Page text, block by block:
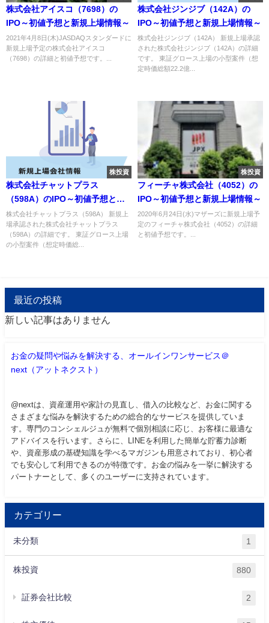
株式会社アイスコ（7698）の
IPO～初値予想と新規上場情報～
2021年4月8日(木)JASDAQスタンダードに
新規上場予定の株式会社アイスコ
（7698）の詳細と初値予想です。...
株式会社ジンジブ（142A）の
IPO～初値予想と新規上場情報～
株式会社ジンジブ（142A） 新規上場承認
された株式会社ジンジブ（142A）の詳細
です。 東証グロース上場の小型案件（想
定時価総額22.2億...
株投資
株式会社チャットプラス
（598A）のIPO～初値予想と新
規上場情報～
株式会社チャットプラス（598A） 新規上
場承認された株式会社チャットプラス
（598A）の詳細です。 東証グロース上場
の小型案件（想定時価総...
株投資
フィーチャ株式会社（4052）の
IPO～初値予想と新規上場情報～
2020年6月24日(水)マザーズに新規上場予
定のフィーチャ株式会社（4052）の詳細
と初値予想です。...
最近の投稿
新しい記事はありません
お金の疑問や悩みを解決する、オールインワンサービス＠
next（アットネクスト）
@nextは、資産運用や家計の見直し、借入の比較など、お金に関する
さまざまな悩みを解決するための総合的なサービスを提供していま
す。専門のコンシェルジュが無料で個別相談に応じ、お客様に最適な
アドバイスを行います。さらに、LINEを利用した簡単な貯蓄力診断
や、資産形成の基礎知識を学べるマガジンも用意されており、初心者
でも安心して利用できるのが特徴です。お金の悩みを一挙に解決する
パートナーとして、多くのユーザーに支持されています。
カテゴリー
未分類 1
株投資 880
証券会社比較 2